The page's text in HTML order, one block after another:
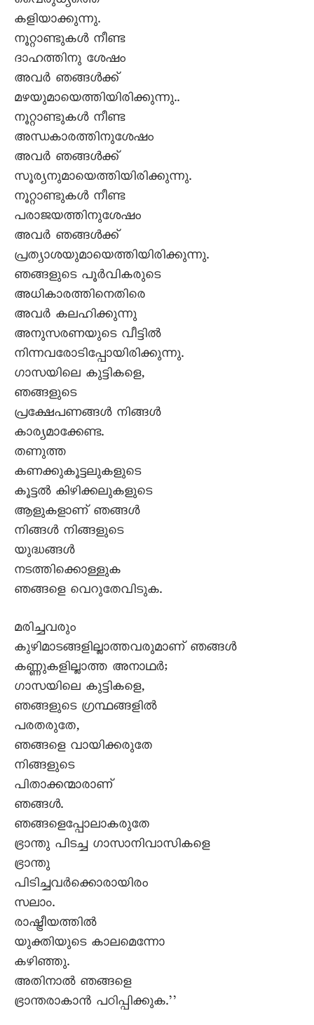
കളിയാക്കുന്നു.
നൂറ്റാണ്ടുകൾ നീണ്ട
ദാഹത്തിനു ശേഷം
അവർ ഞങ്ങൾക്ക്
മഴയുമായെത്തിയിരിക്കുന്നു..
നൂറ്റാണ്ടുകൾ നീണ്ട
അന്ധകാരത്തിനുശേഷം
അവർ ഞങ്ങൾക്ക്
സൂര്യനുമായെത്തിയിരിക്കുന്നു.
നൂറ്റാണ്ടുകൾ നീണ്ട
പരാജയത്തിനുശേഷം
അവർ ഞങ്ങൾക്ക്
പ്രത്യാശയുമായെത്തിയിരിക്കുന്നു.
ഞങ്ങളുടെ പൂർവികരുടെ
അധികാരത്തിനെതിരെ
അവർ കലഹിക്കുന്നു
അനുസരണയുടെ വീട്ടിൽ
നിന്നവരോടിപ്പോയിരിക്കുന്നു.
ഗാസയിലെ കുട്ടികളെ,
ഞങ്ങളുടെ
പ്രക്ഷേപണങ്ങൾ നിങ്ങൾ
കാര്യമാക്കേണ്ട.
തണുത്ത
കണക്കുകൂട്ടലുകളുടെ
കൂട്ടൽ കിഴിക്കലുകളുടെ
ആളുകളാണ് ഞങ്ങൾ
നിങ്ങൾ നിങ്ങളുടെ
യുദ്ധങ്ങൾ
നടത്തിക്കൊള്ളുക
ഞങ്ങളെ വെറുതേവിടുക.
മരിച്ചവരും
കുഴിമാടങ്ങളില്ലാത്തവരുമാണ് ഞങ്ങൾ
കണ്ണുകളില്ലാത്ത അനാഥർ;
ഗാസയിലെ കുട്ടികളെ,
ഞങ്ങളുടെ ഗ്രന്ഥങ്ങളിൽ
പരതരുതേ,
ഞങ്ങളെ വായിക്കരുതേ
നിങ്ങളുടെ
പിതാക്കന്മാരാണ്
ഞങ്ങൾ.
ഞങ്ങളെപ്പോലാകരുതേ
ഭ്രാന്തു പിടച്ച ഗാസാനിവാസികളെ
ഭ്രാന്തു
പിടിച്ചവർക്കൊരായിരം
സലാം.
രാഷ്ട്രീയത്തിൽ
യുക്തിയുടെ കാലമെന്നോ
കഴിഞ്ഞു.
അതിനാൽ ഞങ്ങളെ
ഭ്രാന്തരാകാൻ പഠിപ്പിക്കുക.’’